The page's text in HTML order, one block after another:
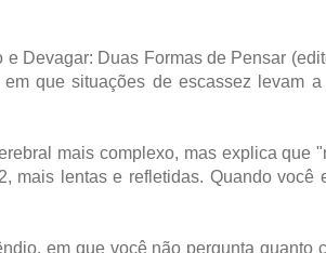
Devagar: Duas Formas de Pensar
que situações de escassez levam a
mais complexo, mas explica que
mais lentas e refletidas. Quando você
em que você não pergunta quanto